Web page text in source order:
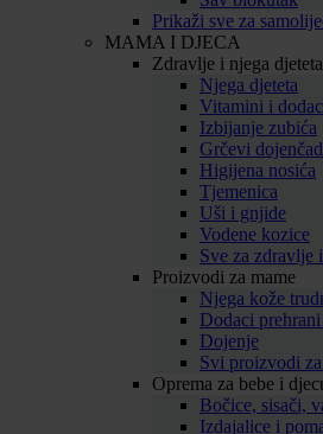
Prikaži sve za
MAMA I DJECA
Zdravlje i njega djeteta
Njega djeteta
Vitamini i
Izbijanje zubića
Grčevi
Higijena nosića
Tjemenica
Uši i gnjide
Vodene kozice
Sve za zdravlje
Proizvodi za mame
Njega kože
Dodaci
Dojenje
Svi proizvodi
Oprema za bebe i
Bočice, sisači,
Izdajalice i